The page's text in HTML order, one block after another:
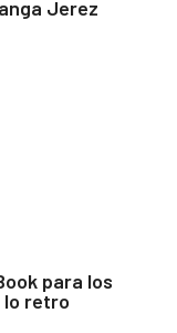
Jerez
para los
lo retro